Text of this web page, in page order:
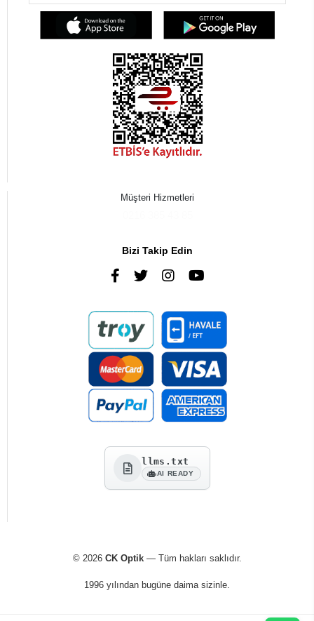
Müşteri Hizmetleri
Bizi Takip Edin
llms.txt
AI READY
© 2026 CK Optik— Tüm hakları saklıdır.
1996 yılından bugüne daima sizinle.